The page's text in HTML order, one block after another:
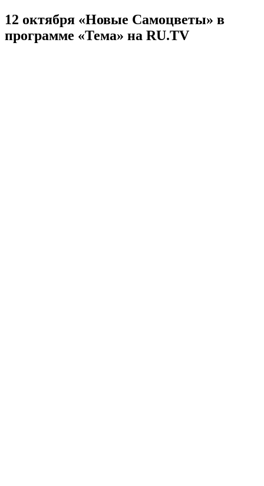
12 октября «Новые Самоцветы» в
программе «Тема» на RU.TV